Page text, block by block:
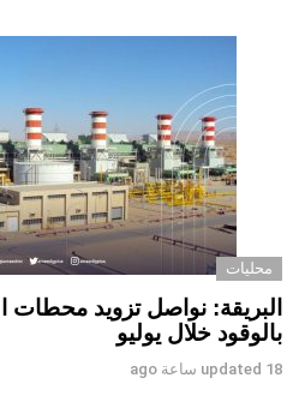
محليات
البريقة: نواصل تزويد محطات
بالوقود خلال يوليو
updated 18 ساعة ago